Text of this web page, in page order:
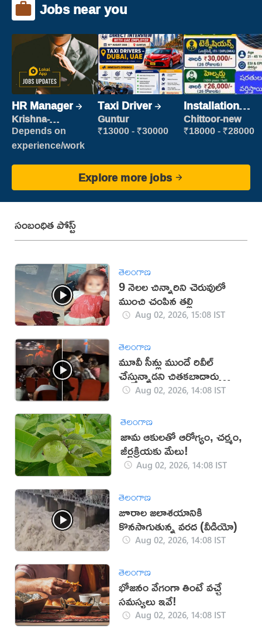
Jobs near you
HR Manager
Krishna-
vijayawada
Depends on
experience/work
Taxi Driver
Guntur
₹13000 - ₹30000
Installation
Engineer/
Helper
Chittoor-new
₹18000 - ₹28000
Explore more jobs
సంబంధిత పోస్ట్
తెలంగాణ
9 నెలల చిన్నారిని చెరువులో
ముంచి చంపిన తల్లి
Aug 02, 2026, 15:08 IST
తెలంగాణ
మూవీ సీన్లు ముందే రివీల్
చేస్తున్నాడని చితకబాదారు
(వీడియో)
Aug 02, 2026, 14:08 IST
తెలంగాణ
జామ ఆకులతో ఆరోగ్యం, చర్మం,
జీర్ణక్రియకు మేలు!
Aug 02, 2026, 14:08 IST
తెలంగాణ
జూరాల జలాశయానికి
కొనసాగుతున్న వరద (వీడియో)
Aug 02, 2026, 14:08 IST
తెలంగాణ
భోజనం వేగంగా తింటే వచ్చే
సమస్యలు ఇవే!
Aug 02, 2026, 14:08 IST